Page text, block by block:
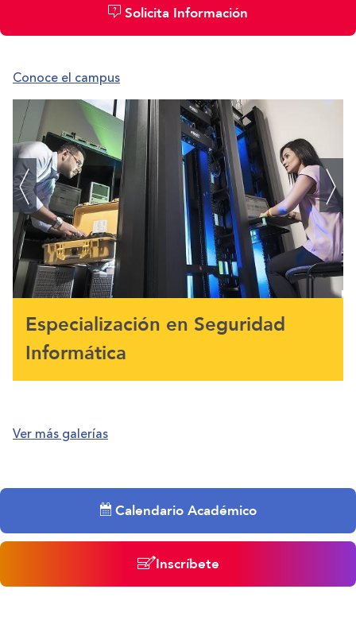
Solicita Información
Conoce el campus
Especialización en Seguridad
Informática
Ver más galerías
Calendario Académico
Inscríbete